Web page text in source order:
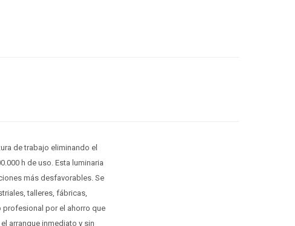
de trabajo eliminando el
h de uso. Esta luminaria
más desfavorables. Se
talleres, fábricas,
profesional por el ahorro que
arranque inmediato y sin